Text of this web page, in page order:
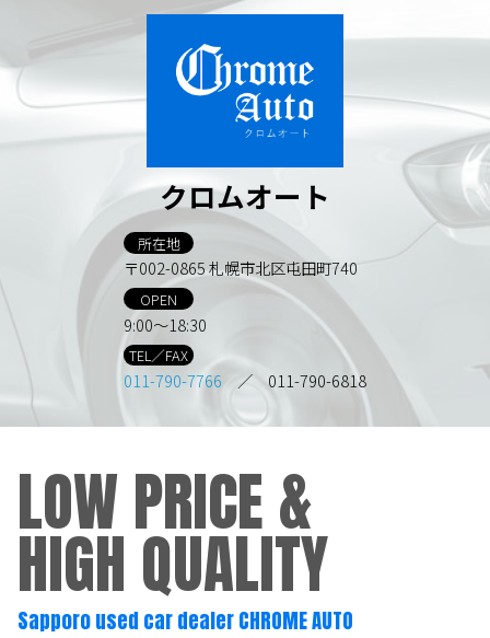
クロムオート
所在地
〒002-0865 札幌市北区屯田町740
OPEN
9:00～18:30
TEL／FAX
011-790-7766 ／ 011-790-6818
LOW PRICE &
HIGH QUALITY
Sapporo used car dealer CHROME AUTO